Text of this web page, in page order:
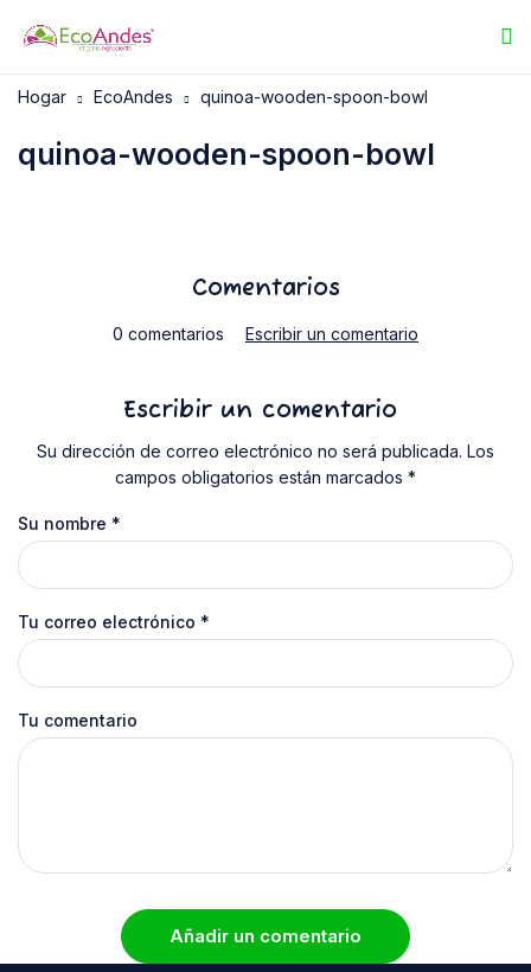
quinoa-wooden-spoon-bowl
Hogar EcoAndes quinoa-wooden-spoon-bowl
Comentarios
0 comentarios Escribir un comentario
Escribir un comentario
Su dirección de correo electrónico no será publicada. Los
campos obligatorios están marcados *
Su nombre *
Tu correo electrónico *
Tu comentario
Añadir un comentario